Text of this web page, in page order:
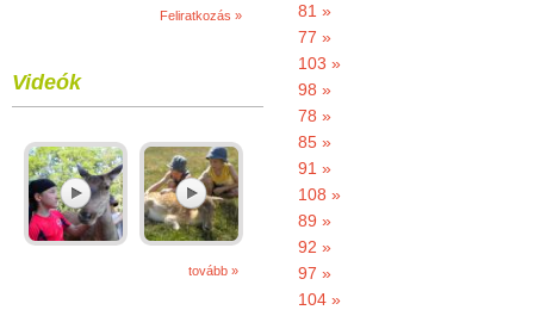
Videók
tovább »
81 »
77 »
103 »
98 »
78 »
85 »
91 »
108 »
89 »
92 »
97 »
104 »